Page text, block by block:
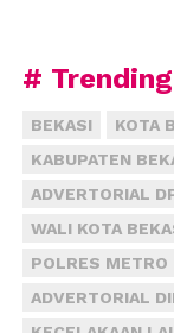
#
BEKASI KOTA
KABUPATEN
ADVERTORIAL
WALI KOTA
POLRES METRO
ADVERTORIAL